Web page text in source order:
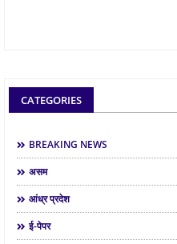
CATEGORIES
BREAKING NEWS
असम
आंध्र प्रदेश
ई-पेपर